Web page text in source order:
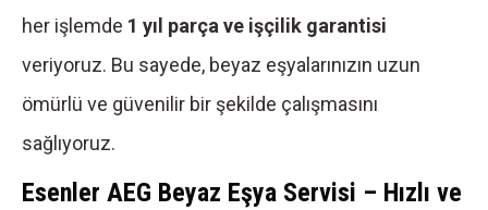
her işlemde 1 yıl parça ve işçilik garantisi
veriyoruz. Bu sayede, beyaz eşyalarınızın uzun
ömürlü ve güvenilir bir şekilde çalışmasını
sağlıyoruz.
Esenler AEG Beyaz Eşya Servisi – Hızlı ve